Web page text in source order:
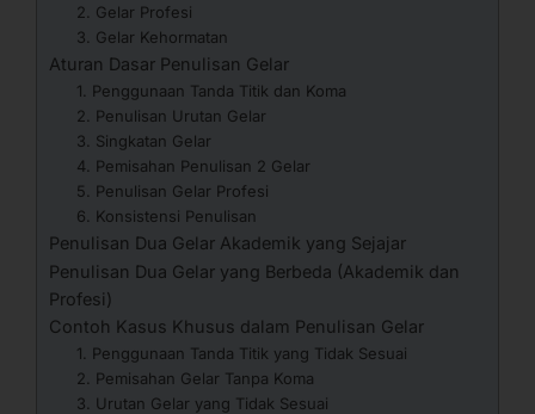
2. Gelar Profesi
3. Gelar Kehormatan
Aturan Dasar Penulisan Gelar
1. Penggunaan Tanda Titik dan Koma
2. Penulisan Urutan Gelar
3. Singkatan Gelar
4. Pemisahan Penulisan 2 Gelar
5. Penulisan Gelar Profesi
6. Konsistensi Penulisan
Penulisan Dua Gelar Akademik yang Sejajar
Penulisan Dua Gelar yang Berbeda (Akademik dan
Profesi)
Contoh Kasus Khusus dalam Penulisan Gelar
1. Penggunaan Tanda Titik yang Tidak Sesuai
2. Pemisahan Gelar Tanpa Koma
3. Urutan Gelar yang Tidak Sesuai